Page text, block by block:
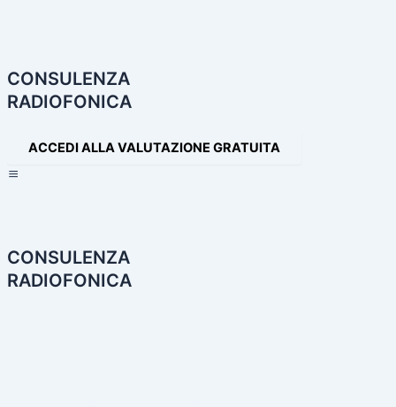
CONSULENZA
RADIOFONICA
ACCEDI ALLA VALUTAZIONE GRATUITA
CONSULENZA
RADIOFONICA